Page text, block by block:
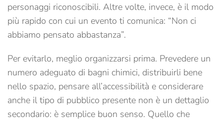
personaggi riconoscibili. Altre volte, invece, è il modo
più rapido con cui un evento ti comunica: “Non ci
abbiamo pensato abbastanza”.
Per evitarlo, meglio organizzarsi prima. Prevedere un
numero adeguato di bagni chimici, distribuirli bene
nello spazio, pensare all’accessibilità e considerare
anche il tipo di pubblico presente non è un dettaglio
secondario: è semplice buon senso. Quello che